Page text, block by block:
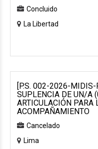
Concluido
La Libertad
[P.S. 002-2026-
SUPLENCIA DE UN/A
ARTICULACIÓN PARA
ACOMPAÑAMIENTO
Cancelado
Lima